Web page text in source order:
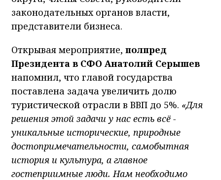
законодательных органов власти,
представители бизнеса.
Открывая мероприятие, полпред
Президента в СФО Анатолий Серышев
напомнил, что главой государства
поставлена задача увеличить долю
туристической отрасли в ВВП до 5%. «Для
решения этой задачи у нас есть всё -
уникальные исторические, природные
достопримечательности, самобытная
история и культура, а главное
гостеприимные люди. Нам необходимо